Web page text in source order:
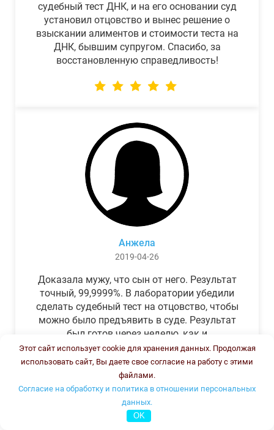
судебный тест ДНК, и на его основании суд
установил отцовство и вынес решение о
взыскании алиментов и стоимости теста на
ДНК, бывшим супругом. Спасибо, за
восстановленную справедливость!
Анжела
2019-04-26
Доказала мужу, что сын от него. Результат
точный, 99,9999%. В лаборатории убедили
сделать судебный тест на отцовство, чтобы
можно было предъявить в суде. Результат
был готов через неделю, как и
обещали.Теперь муж бегает и извиняется.
Этот сайт использует cookie для хранения данных. Продолжая
использовать сайт, Вы даете свое согласие на работу с этими
файлами.
Согласие на обработку и политика в отношении персональных
данных.
OK